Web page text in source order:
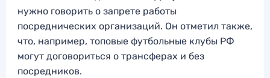
нужно говорить о запрете работы
посреднических организаций. Он отметил также,
что, например, топовые футбольные клубы РФ
могут договориться о трансферах и без
посредников.